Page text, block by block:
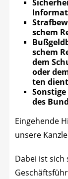
schem
schem
dem
oder
ten dient
des
Ein­ge­hen­de
unse­re
Dabei ist sich